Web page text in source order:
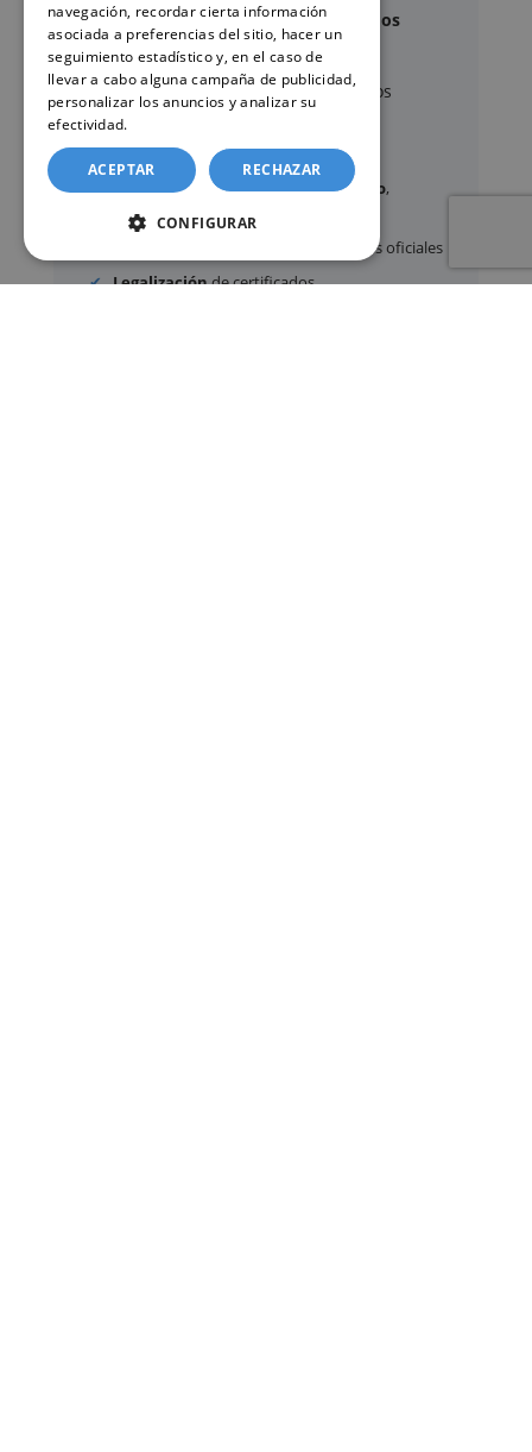
Documentos y trámites que podemos
gestionar
A través de nuestro servicio, podemos
gestionar, entre otros:
Certificados y partidas denacimiento,
matrimonioydefunción
de documentos oficiales
Legalizaciónde certificados
navegación, recordar cierta información
asociada a preferencias del sitio, hacer un
seguimiento estadístico y, en el caso de
llevar a cabo alguna campaña de publicidad,
personalizar los anuncios y analizar su
efectividad.
ACEPTAR RECHAZAR
CONFIGURAR